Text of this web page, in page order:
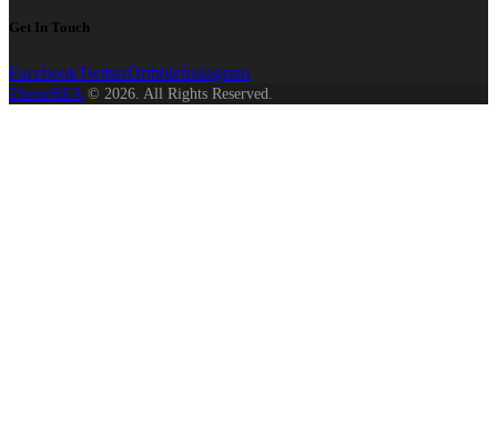
Get In Touch
FacebookTwitterDribbleInstagram
ThemeREX © 2026. All Rights Reserved.